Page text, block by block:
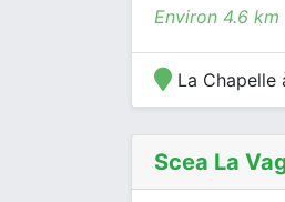
Environ 4.6 km
La Chapelle
Scea La